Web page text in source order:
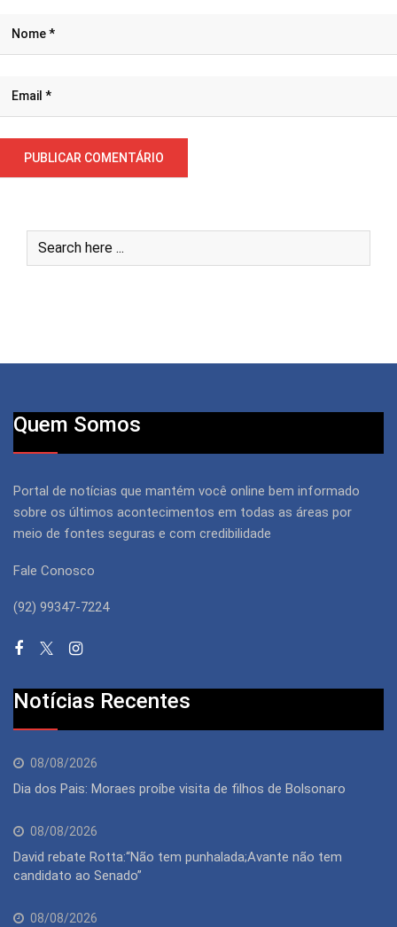
Quem Somos
Portal de notícias que mantém você online bem informado
sobre os últimos acontecimentos em todas as áreas por
meio de fontes seguras e com credibilidade
Fale Conosco
(92) 99347-7224
Notícias Recentes
08/08/2026
Dia dos Pais: Moraes proíbe visita de filhos de Bolsonaro
08/08/2026
David rebate Rotta:“Não tem punhalada;Avante não tem
candidato ao Senado”
08/08/2026